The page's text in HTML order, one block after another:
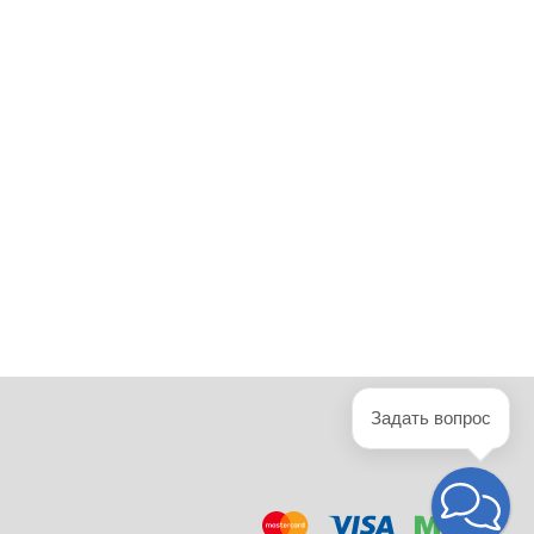
Задать вопрос